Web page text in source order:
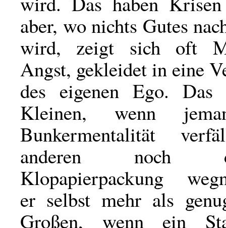
aber, wo nichts Gutes
wird, zeigt sich oft
Angst, gekleidet in eine
des eigenen Ego.
Kleinen, wenn
Bunkermentalität
anderen noch
Klopapierpackung
er selbst mehr als
Großen, wenn ein